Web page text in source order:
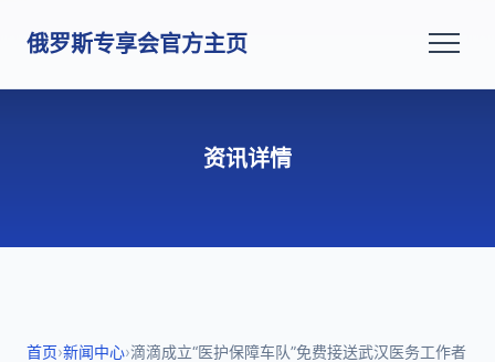
俄罗斯专享会官方主页
资讯详情
首页›新闻中心›滴滴成立“医护保障车队”免费接送武汉医务工作者